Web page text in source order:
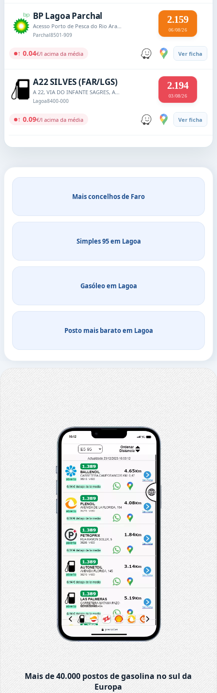
BP Lagoa Parchal
Acesso Porto de Pesca do Rio Arade
Parchal8501-909
2.159
06/08/26
↑ 0.04€/l acima da média Ver ficha
A22 SILVES (FAR/LGS)
A 22, VIA DO INFANTE SAGRES, APARTADO 328
Lagoa8400-000
2.194
03/08/26
↑ 0.09€/l acima da média Ver ficha
Mais concelhos de Faro
Simples 95 em Lagoa
Gasóleo em Lagoa
Posto mais barato em Lagoa
Mais de 40.000 postos de gasolina no sul da
Europa